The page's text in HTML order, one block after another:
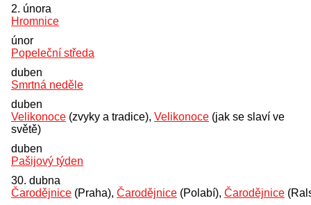
2. února
Hromnice
únor
Popeleční středa
duben
Smrtná neděle
duben
Velikonoce (zvyky a tradice), Velikonoce (jak se slaví ve
světě)
duben
Pašijový týden
30. dubna
Čarodějnice (Praha), Čarodějnice (Polabí), Čarodějnice